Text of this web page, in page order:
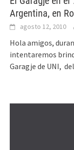
Argentina, en
agosto 12, 2010
Hola amigos,
intentaremos
Garagje de UNI,